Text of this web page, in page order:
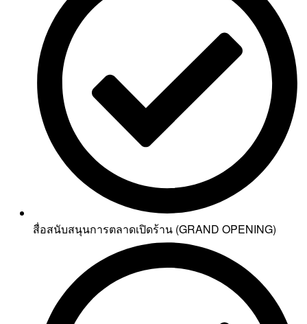
สื่อสนับสนุนการตลาดเปิดร้าน (GRAND OPENING)